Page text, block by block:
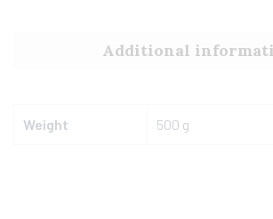
Additional
Weight 500 g